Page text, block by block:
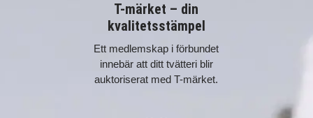
T-märket – din
kvalitetsstämpel
Ett medlemskap i förbundet
innebär att ditt tvätteri blir
auktoriserat med T-märket.